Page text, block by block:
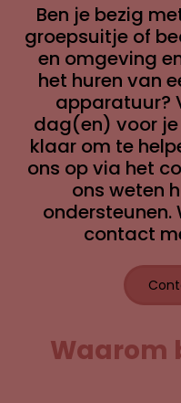
Ben je bezig
groepsuitje of
en omgeving
het huren van
apparatuur?
dag(en) voor
klaar om te
ons op via het
ons weten
ondersteunen.
contact
Waarom